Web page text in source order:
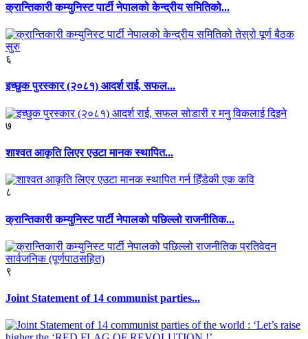
क्रान्तिकारी कम्युनिस्ट पार्टी नेपालको केन्द्रीय समितिको...
६
इच्छुक पुरस्कार (२०८१) आदर्श राई, सफल...
७
शाश्वत आकृति लिएर एउटा मानक स्थापित...
८
क्रान्तिकारी कम्युनिस्ट पार्टी नेपालको पछिल्लो राजनीतिक...
९
Joint Statement of 14 communist parties...